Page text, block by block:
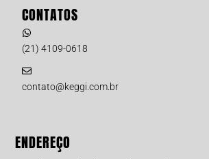
CONTATOS
(21) 4109-0618
contato@keggi.com.br
ENDEREÇO